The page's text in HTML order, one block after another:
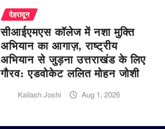
देहरादून
सीआईएमएस कॉलेज में नशा मुक्ति
अभियान का आगाज़, राष्ट्रीय
अभियान से जुड़ना उत्तराखंड के लिए
गौरव: एडवोकेट ललित मोहन जोशी
Kailash Joshi Aug 1, 2026